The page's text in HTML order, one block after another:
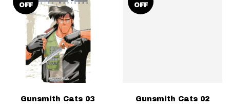
OFF
Gunsmith Cats 03
OFF
Gunsmith Cats 02